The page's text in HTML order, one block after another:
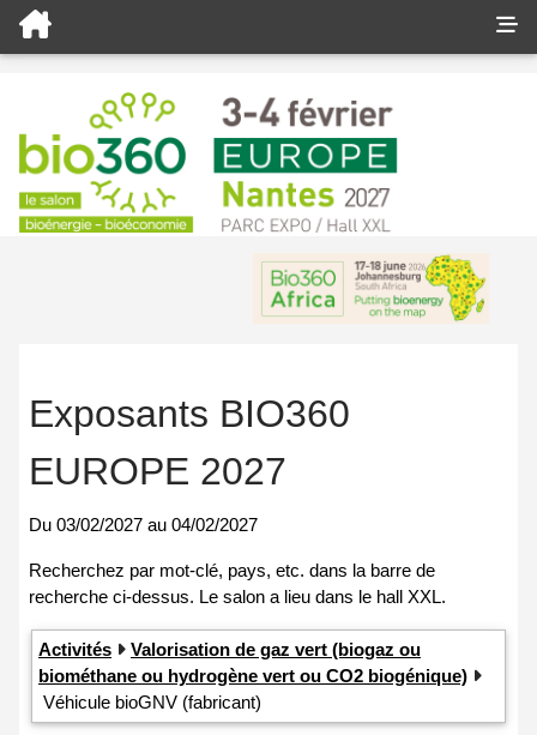
Exposants BIO360
EUROPE 2027
Du 03/02/2027 au 04/02/2027
Activités
Valorisation de gaz vert (biogaz ou
biométhane ou hydrogène vert ou CO2 biogénique)
Véhicule bioGNV (fabricant)